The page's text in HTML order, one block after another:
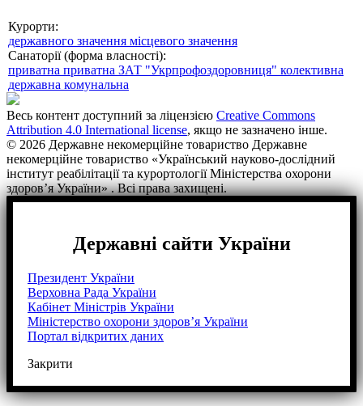
Курорти:
державного значення місцевого значення
Санаторії (форма власності):
приватна приватна ЗАТ "Укрпрофоздоровниця" колективна
державна комунальна
Весь контент доступний за ліцензією Creative Commons
Attribution 4.0 International license, якщо не зазначено інше.
© 2026 Державне некомерційне товариство Державне
некомерційне товариство «Український науково-дослідний
інститут реабілітації та курортології Міністерства охорони
здоров’я України» . Всі права захищені.
Державні сайти України
Президент України
Верховна Рада України
Кабінет Міністрів України
Міністерство охорони здоров’я України
Портал відкритих даних
Закрити